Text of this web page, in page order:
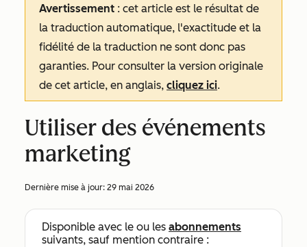
Avertissement : cet article est le résultat de
la traduction automatique, l'exactitude et la
fidélité de la traduction ne sont donc pas
garanties. Pour consulter la version originale
de cet article, en anglais, cliquez ici.
Utiliser des événements
marketing
Dernière mise à jour: 29 mai 2026
Disponible avec le ou les abonnements
suivants, sauf mention contraire :